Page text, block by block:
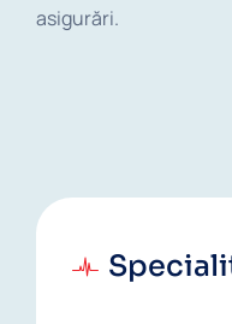
asigurări.